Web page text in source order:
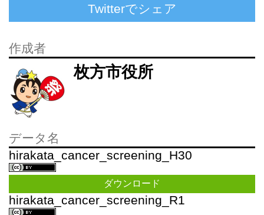
Twitterでシェア
作成者
枚方市役所
データ名
hirakata_cancer_screening_H30
ダウンロード
hirakata_cancer_screening_R1